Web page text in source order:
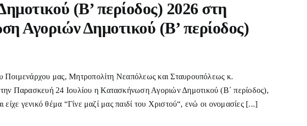
(B’ περίοδος) 2026 στη
Αγοριών Δημοτικού (B’ περίοδος)
Ποιμενάρχου μας, Μητροπολίτη Νεαπόλεως και Σταυρουπόλεως κ.
Παρασκευή 24 Ιουλίου η Κατασκήνωση Αγοριών Δημοτικού (B΄ περίοδος),
γενικό θέμα “Γίνε μαζί μας παιδί του Χριστού“, ενώ οι ονομασίες [...]